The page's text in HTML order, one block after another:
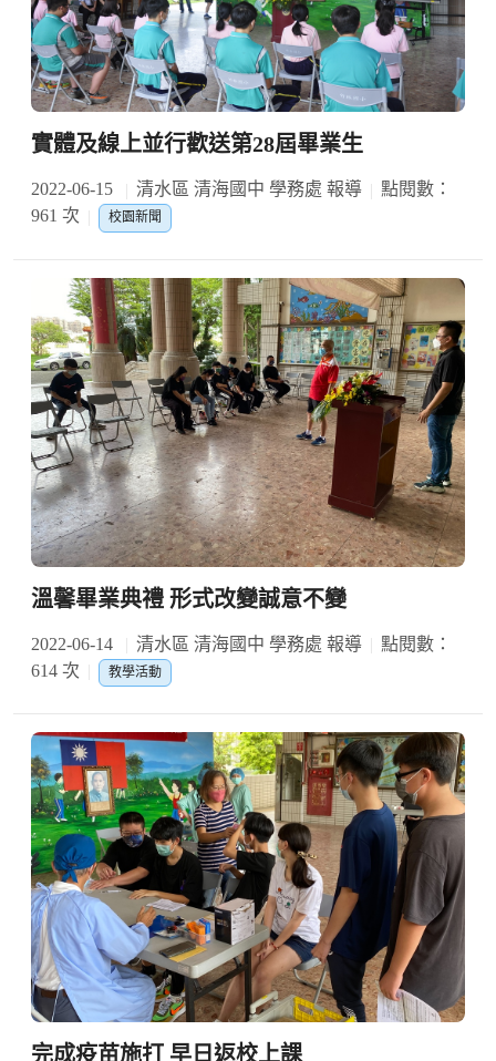
實體及線上並行歡送第28屆畢業生
2022-06-15 清水區 清海國中 學務處 報導
點閱數：
961 次
校園新聞
溫馨畢業典禮 形式改變誠意不變
2022-06-14 清水區 清海國中 學務處 報導
點閱數：
614 次
教學活動
完成疫苗施打 早日返校上課